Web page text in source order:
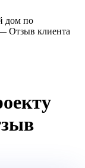
дом по
Отзыв клиента